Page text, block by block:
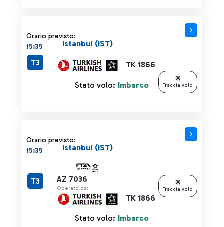
Orario previsto:
15:35
TK 1866
Istanbul (IST)
T3
Stato volo: Imbarco Traccia volo
Orario previsto:
15:35
AZ 7036
Operato da:
TK 1866
Istanbul (IST)
T3
Stato volo: Imbarco
Traccia volo